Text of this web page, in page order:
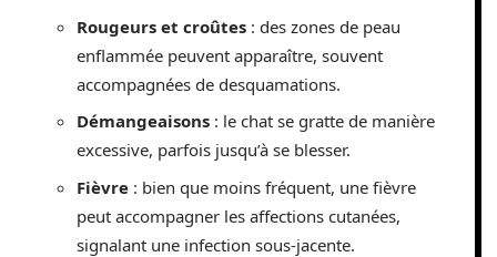
Rougeurs et croûtes : des zones de peau
enflammée peuvent apparaître, souvent
accompagnées de desquamations.
Démangeaisons : le chat se gratte de manière
excessive, parfois jusqu’à se blesser.
Fièvre : bien que moins fréquent, une fièvre
peut accompagner les affections cutanées,
signalant une infection sous-jacente.